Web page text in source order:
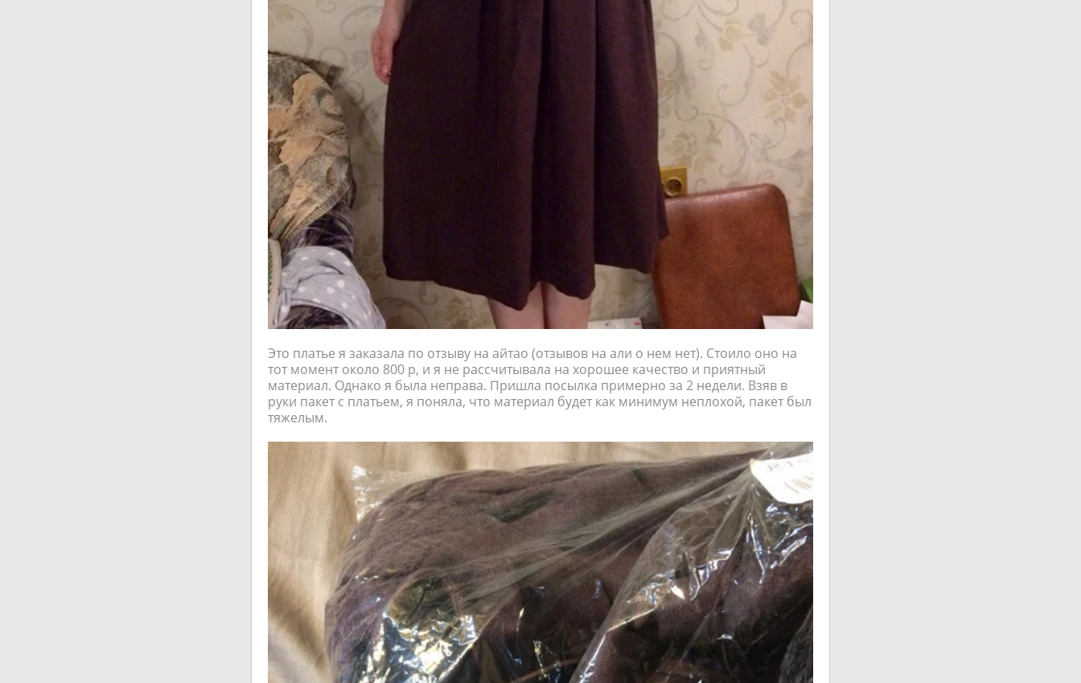
Это платье я заказала по отзыву на айтао (отзывов на али о нем нет). Стоило оно на
тот момент около 800 р, и я не рассчитывала на хорошее качество и приятный
материал. Однако я была неправа. Пришла посылка примерно за 2 недели. Взяв в
руки пакет с платьем, я поняла, что материал будет как минимум неплохой, пакет был
тяжелым.